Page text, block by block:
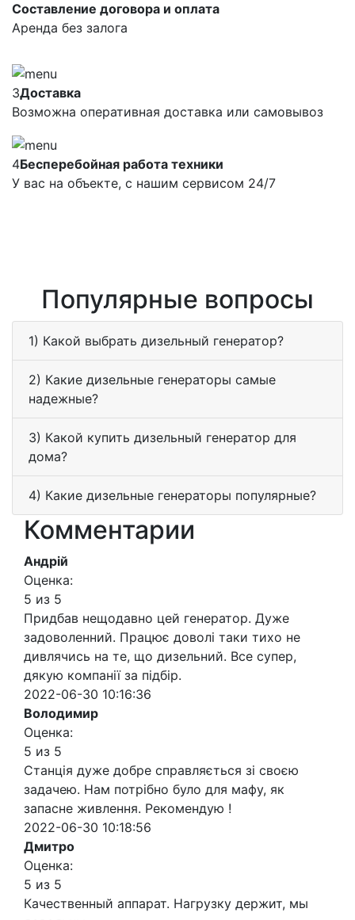
Составление договора и оплата
Аренда без залога
3Доставка
Возможна оперативная доставка или самовывоз
4Бесперебойная работа техники
У вас на объекте, с нашим сервисом 24/7
Популярные вопросы
1) Какой выбрать дизельный генератор?
2) Какие дизельные генераторы самые
надежные?
3) Какой купить дизельный генератор для
дома?
4) Какие дизельные генераторы популярные?
Комментарии
Андрій
Оценка:
5 из 5
Придбав нещодавно цей генератор. Дуже
задоволенний. Працює доволі таки тихо не
дивлячись на те, що дизельний. Все супер,
дякую компанії за підбір.
2022-06-30 10:16:36
Володимир
Оценка:
5 из 5
Станція дуже добре справляється зі своєю
задачею. Нам потрібно було для мафу, як
запасне живлення. Рекомендую !
2022-06-30 10:18:56
Дмитро
Оценка:
5 из 5
Качественный аппарат. Нагрузку держит, мы